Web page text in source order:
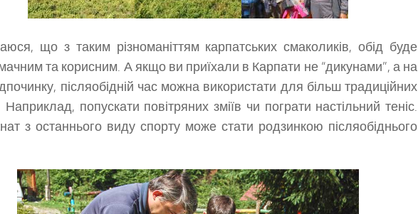
що з таким різноманіттям карпатських смаколиків, обід буде
та корисним. А якщо ви приїхали в Карпати не “дикунами”, а на
післяобідній час можна використати для більш традиційних
Наприклад, попускати повітряних зміїв чи пограти настільний теніс.
з останнього виду спорту може стати родзинкою післяобіднього